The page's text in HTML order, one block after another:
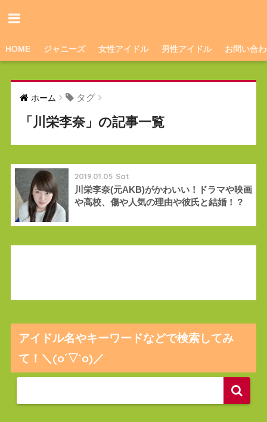
HOME ジャニーズ 女性アイドル 男性アイドル お問い合
ホーム タグ
「川栄李奈」の記事一覧
2019.01.05 Sat
川栄李奈(元AKB)がかわいい！ドラマや映画
や高校、傷や人気の理由や彼氏と結婚！？
アイドル名やキーワードなどで検索してみ
て！＼(o´▽`o)／